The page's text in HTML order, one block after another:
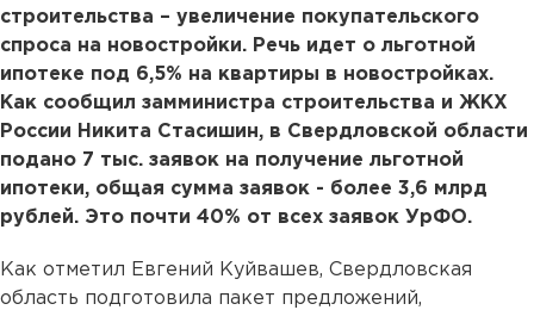
строительства – увеличение покупательского
спроса на новостройки. Речь идет о льготной
ипотеке под 6,5% на квартиры в новостройках.
Как сообщил замминистра строительства и ЖКХ
России Никита Стасишин, в Свердловской области
подано 7 тыс. заявок на получение льготной
ипотеки, общая сумма заявок - более 3,6 млрд
рублей. Это почти 40% от всех заявок УрФО.
Как отметил Евгений Куйвашев, Свердловская
область подготовила пакет предложений,